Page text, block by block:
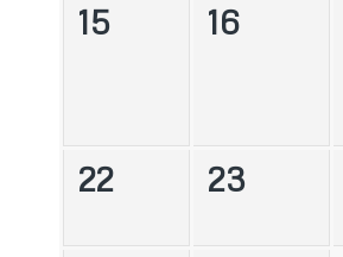
15 16
22 23